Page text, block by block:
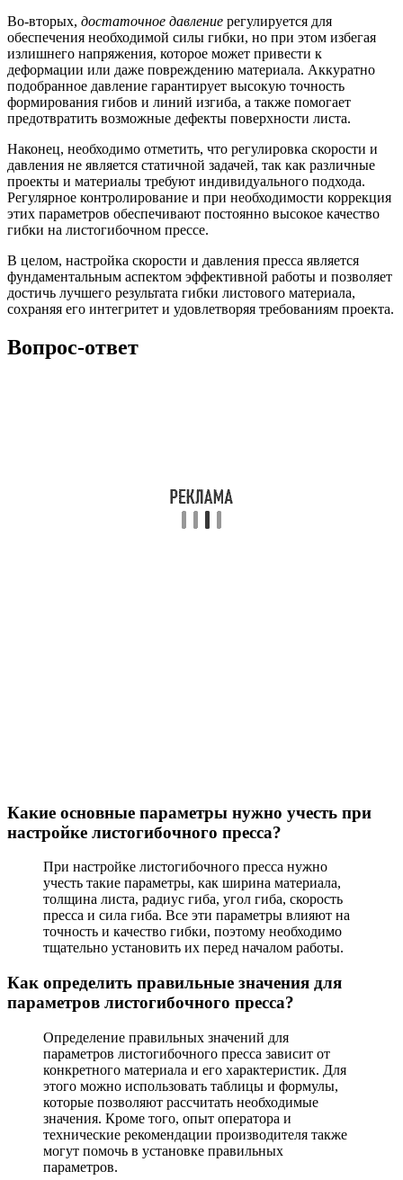
Во-вторых, достаточное давление регулируется для
обеспечения необходимой силы гибки, но при этом избегая
излишнего напряжения, которое может привести к
деформации или даже повреждению материала. Аккуратно
подобранное давление гарантирует высокую точность
формирования гибов и линий изгиба, а также помогает
предотвратить возможные дефекты поверхности листа.
Наконец, необходимо отметить, что регулировка скорости и
давления не является статичной задачей, так как различные
проекты и материалы требуют индивидуального подхода.
Регулярное контролирование и при необходимости коррекция
этих параметров обеспечивают постоянно высокое качество
гибки на листогибочном прессе.
В целом, настройка скорости и давления пресса является
фундаментальным аспектом эффективной работы и позволяет
достичь лучшего результата гибки листового материала,
сохраняя его интегритет и удовлетворяя требованиям проекта.
Вопрос-ответ
Какие основные параметры нужно учесть при
настройке листогибочного пресса?
При настройке листогибочного пресса нужно
учесть такие параметры, как ширина материала,
толщина листа, радиус гиба, угол гиба, скорость
пресса и сила гиба. Все эти параметры влияют на
точность и качество гибки, поэтому необходимо
тщательно установить их перед началом работы.
Как определить правильные значения для
параметров листогибочного пресса?
Определение правильных значений для
параметров листогибочного пресса зависит от
конкретного материала и его характеристик. Для
этого можно использовать таблицы и формулы,
которые позволяют рассчитать необходимые
значения. Кроме того, опыт оператора и
технические рекомендации производителя также
могут помочь в установке правильных
параметров.